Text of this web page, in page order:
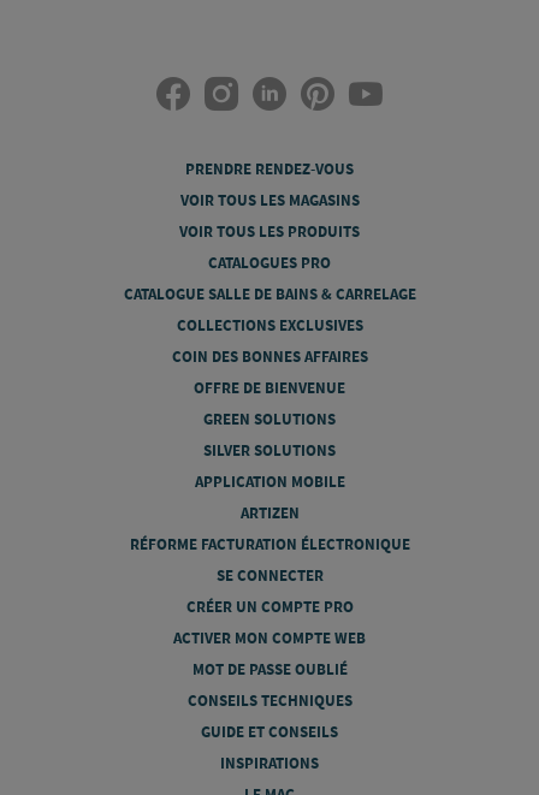
PRENDRE RENDEZ-VOUS
VOIR TOUS LES MAGASINS
VOIR TOUS LES PRODUITS
CATALOGUES PRO
CATALOGUE SALLE DE BAINS & CARRELAGE
COLLECTIONS EXCLUSIVES
COIN DES BONNES AFFAIRES
OFFRE DE BIENVENUE
GREEN SOLUTIONS
SILVER SOLUTIONS
APPLICATION MOBILE
ARTIZEN
RÉFORME FACTURATION ÉLECTRONIQUE
SE CONNECTER
CRÉER UN COMPTE PRO
ACTIVER MON COMPTE WEB
MOT DE PASSE OUBLIÉ
CONSEILS TECHNIQUES
GUIDE ET CONSEILS
INSPIRATIONS